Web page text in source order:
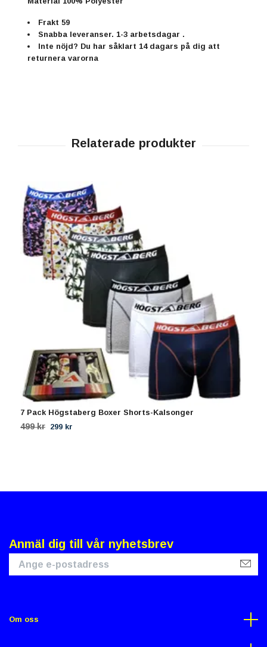
Frakt 59
Snabba leveranser. 1-3 arbetsdagar .
Inte nöjd? Du har såklart 14 dagars på dig att
returnera varorna
7 Pack Högstaberg Boxer Shorts-Kalsonger
499 kr 299 kr
Anmäl dig till vår nyhetsbrev
Om oss